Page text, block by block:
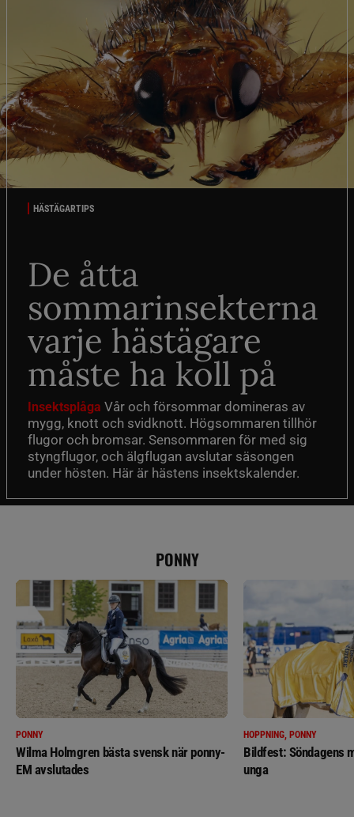
HÄSTÄGARTIPS
De åtta
sommarinsekterna
varje hästägare
måste ha koll på
Insektsplåga Vår och försommar domineras av
mygg, knott och svidknott. Högsommaren tillhör
flugor och bromsar. Sensommaren för med sig
styngflugor, och älgflugan avslutar säsongen
under hösten. Här är hästens insektskalender.
PONNY
PONNY
Wilma Holmgren bästa svensk när ponny-
EM avslutades
HOPPNING, PONNY
Bildfest: Söndagens
unga